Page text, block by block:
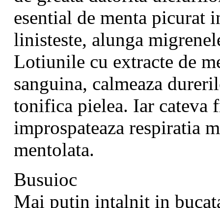
esential de menta picurat
linisteste, alunga
Lotiunile cu extracte de
sanguina, calmeaza
tonifica pielea. Iar cateva
improspateaza respiratia
mentolata.
Busuioc
Mai putin intalnit in